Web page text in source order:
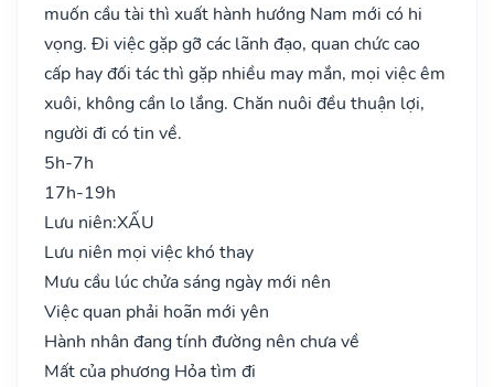
muốn cầu tài thì xuất hành hướng Nam mới có hi
vọng. Đi việc gặp gỡ các lãnh đạo, quan chức cao
cấp hay đối tác thì gặp nhiều may mắn, mọi việc êm
xuôi, không cần lo lắng. Chăn nuôi đều thuận lợi,
người đi có tin về.
5h-7h
17h-19h
Lưu niên:XẤU
Lưu niên mọi việc khó thay
Mưu cầu lúc chửa sáng ngày mới nên
Việc quan phải hoãn mới yên
Hành nhân đang tính đường nên chưa về
Mất của phương Hỏa tìm đi